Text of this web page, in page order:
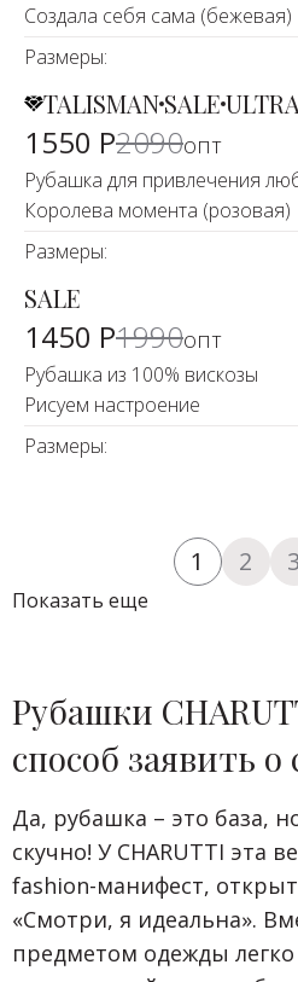
Создала себя сама (бежевая)
Размеры:
-25%
TALISMANSALE
1550 Р2090опт
Рубашка для привлечения
Королева момента (розовая)
Размеры:
-26%
SALE
1450 Р1990опт
Рубашка из 100% вискозы
Рисуем настроение
Размеры:
1 2 3
Показать еще
Рубашки
способ заявить о
Да, рубашка – это база,
скучно! У CHARUTTI эта
fashion-манифест,
«Смотри, я идеальна».
предметом одежды